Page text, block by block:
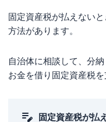
固定資産税が払えない
方法があります。
自治体に相談して、分
お金を借り固定資産税を
固定資産税が払